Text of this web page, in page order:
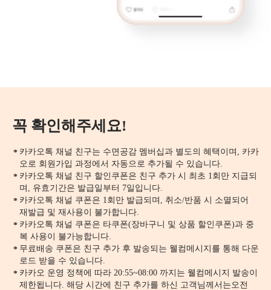
꼭 확인해주세요!
* 카카오톡 채널 친구는 수면공감 멤버십과 별도의 혜택이며, 카카
오로 회원가입 과정에서 자동으로 추가될 수 있습니다.
* 카카오톡 채널 친구 할인쿠폰은 친구 추가 시 최초 1회만 지급되
며, 유효기간은 발급일부터 7일입니다.
* 카카오톡 채널 쿠폰은 1회만 발급되며, 취소/반품 시 소멸되어
재발급 및 재사용이 불가합니다.
* 카카오톡 채널 쿠폰은 타쿠폰(장바구니 및 상품 할인쿠폰)과 중
복 사용이 불가능합니다.
* 무료배송 쿠폰은 친구 추가 후 발송되는 웰컴메시지를 통해 다운
로드 받을 수 있습니다.
* 카카오 운영 정책에 따라 20:55~08:00 까지는 웰컴메시지 발송이
제한됩니다. 해당 시간에 친구 추가를 하신 고객님께서는오전